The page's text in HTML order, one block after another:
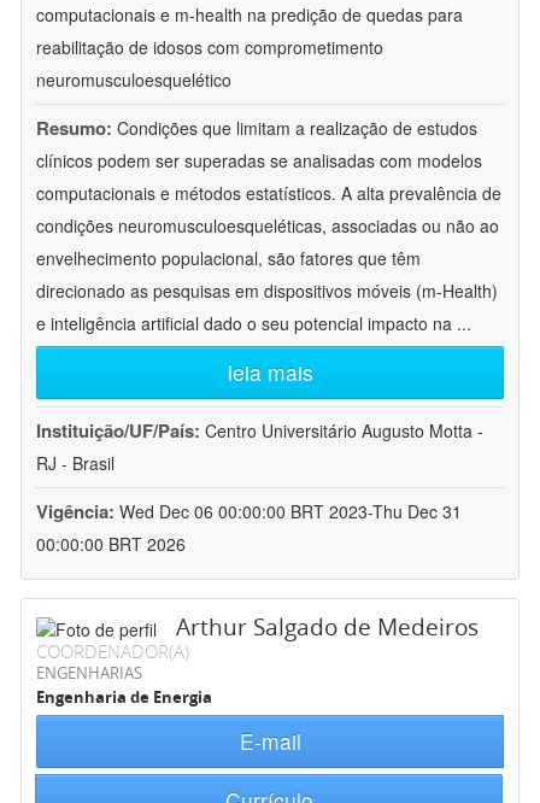
computacionais e m-health na predição de quedas para
reabilitação de idosos com comprometimento
neuromusculoesquelético
Resumo: Condições que limitam a realização de estudos
clínicos podem ser superadas se analisadas com modelos
computacionais e métodos estatísticos. A alta prevalência de
condições neuromusculoesqueléticas, associadas ou não ao
envelhecimento populacional, são fatores que têm
direcionado as pesquisas em dispositivos móveis (m-Health)
e inteligência artificial dado o seu potencial impacto na ...
leia mais
Instituição/UF/País: Centro Universitário Augusto Motta -
RJ - Brasil
Vigência: Wed Dec 06 00:00:00 BRT 2023-Thu Dec 31
00:00:00 BRT 2026
Arthur Salgado de Medeiros
COORDENADOR(A)
ENGENHARIAS
Engenharia de Energia
E-mail